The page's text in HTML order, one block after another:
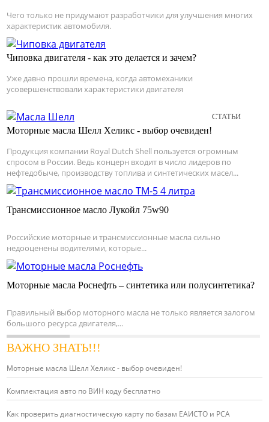
Чего только не придумают разработчики для улучшения многих
характеристик автомобиля.
Чиповка двигателя - как это делается и зачем?
Уже давно прошли времена, когда автомеханики
усовершенствовали характеристики двигателя
СТАТЬИ
Моторные масла Шелл Хеликс - выбор очевиден!
Продукция компании Royal Dutch Shell пользуется огромным
спросом в России. Ведь концерн входит в число лидеров по
нефтедобыче, производству топлива и синтетических масел...
Трансмиссионное масло Лукойл 75w90
Российские моторные и трансмиссионные масла сильно
недооценены водителями, которые...
Моторные масла Роснефть – синтетика или полусинтетика?
Правильный выбор моторного масла не только является залогом
большого ресурса двигателя,...
ВАЖНО ЗНАТЬ!!!
Моторные масла Шелл Хеликс - выбор очевиден!
Комплектация авто по ВИН коду бесплатно
Как проверить диагностическую карту по базам ЕАИСТО и РСА